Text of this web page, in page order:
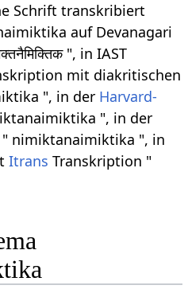
Schrift transkribiert
auf Devanagari
", in IAST
mit diakritischen
", in der Harvard-
", in der
nimiktanaimiktika ", in
Itrans Transkription "